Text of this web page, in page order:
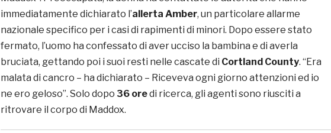
immediatamente dichiarato l’allerta Amber, un particolare allarme
nazionale specifico per i casi di rapimenti di minori. Dopo essere stato
fermato, l’uomo ha confessato di aver ucciso la bambina e di averla
bruciata, gettando poi i suoi resti nelle cascate di Cortland County. “Era
malata di cancro – ha dichiarato – Riceveva ogni giorno attenzioni ed io
ne ero geloso”. Solo dopo 36 oredi ricerca, gli agenti sono riusciti a
ritrovare il corpo di Maddox.